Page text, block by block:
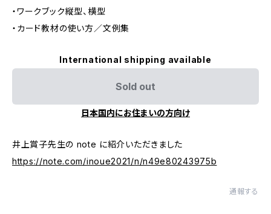
・ワークブック縦型、横型
・カード教材の使い方／文例集
International shipping available
Sold out
日本国内にお住まいの方向け
井上賞子先生の note に紹介いただきました
https://note.com/inoue2021/n/n49e80243975b
通報する